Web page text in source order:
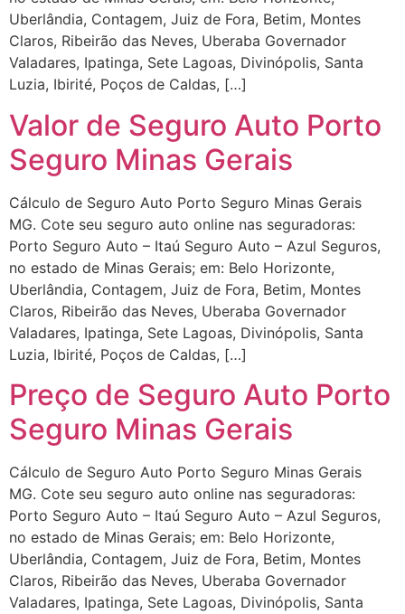
Uberlândia, Contagem, Juiz de Fora, Betim, Montes
Claros, Ribeirão das Neves, Uberaba Governador
Valadares, Ipatinga, Sete Lagoas, Divinópolis, Santa
Luzia, Ibirité, Poços de Caldas, […]
Valor de Seguro Auto Porto
Seguro Minas Gerais
Cálculo de Seguro Auto Porto Seguro Minas Gerais
MG. Cote seu seguro auto online nas seguradoras:
Porto Seguro Auto – Itaú Seguro Auto – Azul Seguros,
no estado de Minas Gerais; em: Belo Horizonte,
Uberlândia, Contagem, Juiz de Fora, Betim, Montes
Claros, Ribeirão das Neves, Uberaba Governador
Valadares, Ipatinga, Sete Lagoas, Divinópolis, Santa
Luzia, Ibirité, Poços de Caldas, […]
Preço de Seguro Auto Porto
Seguro Minas Gerais
Cálculo de Seguro Auto Porto Seguro Minas Gerais
MG. Cote seu seguro auto online nas seguradoras:
Porto Seguro Auto – Itaú Seguro Auto – Azul Seguros,
no estado de Minas Gerais; em: Belo Horizonte,
Uberlândia, Contagem, Juiz de Fora, Betim, Montes
Claros, Ribeirão das Neves, Uberaba Governador
Valadares, Ipatinga, Sete Lagoas, Divinópolis, Santa